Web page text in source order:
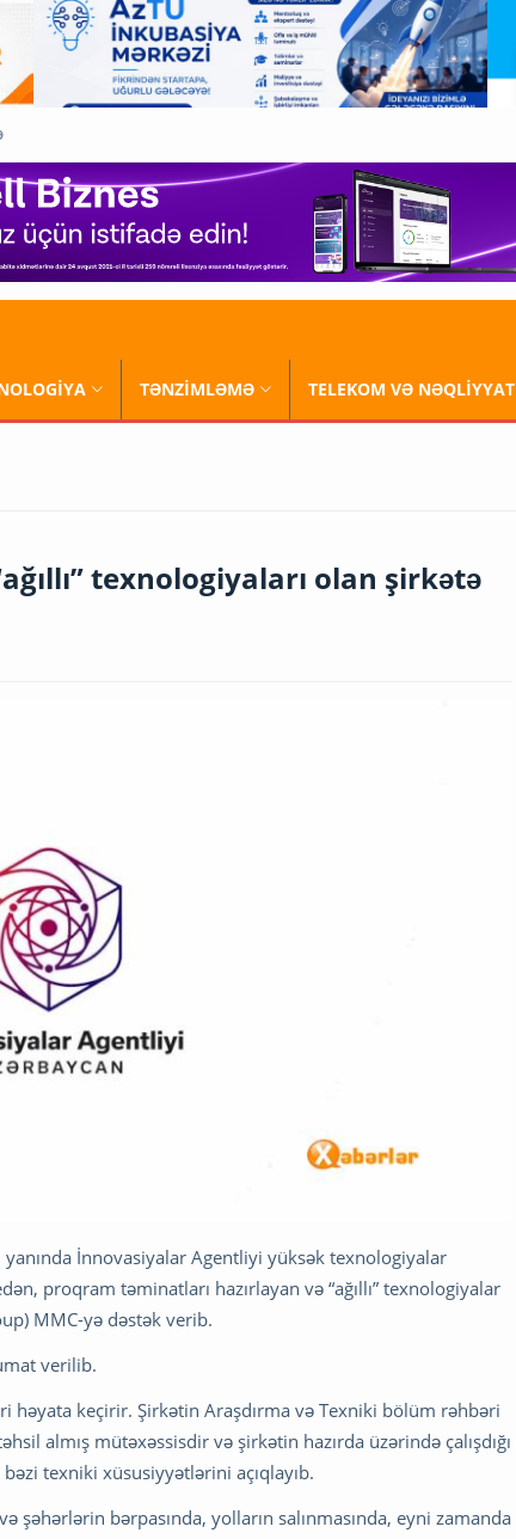
TƏNZİMLƏMƏ TELEKOM VƏ NƏQLİYYAT
texnologiyaları olan şirkətə
İnnovasiyalar Agentliyi yüksək texnologiyalar
proqram təminatları hazırlayan və “ağıllı” texnologiyalar
MMC-yə dəstək verib.
verilib.
həyata keçirir. Şirkətin Araşdırma və Texniki bölüm rəhbəri
almış mütəxəssisdir və şirkətin hazırda üzərində çalışdığı
texniki xüsusiyyətlərini açıqlayıb.
şəhərlərin bərpasında, yolların salınmasında, eyni zamanda